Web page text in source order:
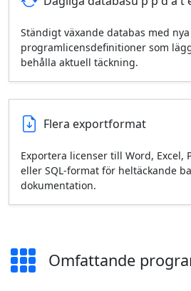
Ständigt växande databas med nya
programlicensdefinitioner som
behålla aktuell täckning.
Flera exportformat
Exportera licenser till Word, Excel,
eller SQL‑format för heltäckande
dokumentation.
Omfattande